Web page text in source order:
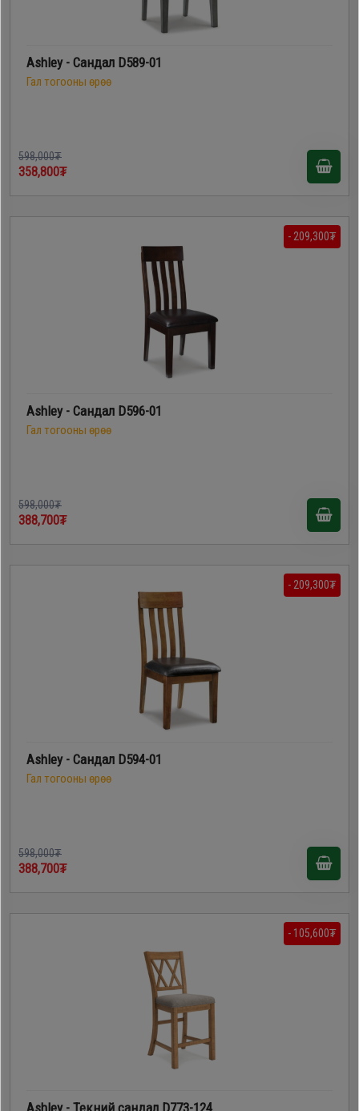
Ashley - Сандал D589-01
Гал тогооны өрөө
598,000₮
358,800₮
- 209,300₮
Ashley - Сандал D596-01
Гал тогооны өрөө
598,000₮
388,700₮
- 209,300₮
Ashley - Сандал D594-01
Гал тогооны өрөө
598,000₮
388,700₮
- 105,600₮
Ashley - Текний сандал D773-124